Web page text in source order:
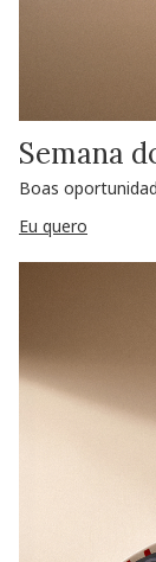
Semana
Boas
Eu quero